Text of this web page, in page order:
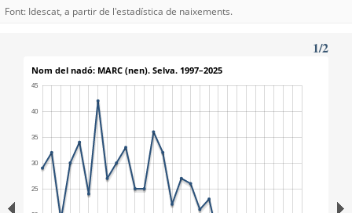
Font: Idescat, a partir de l'estadística de naixements.